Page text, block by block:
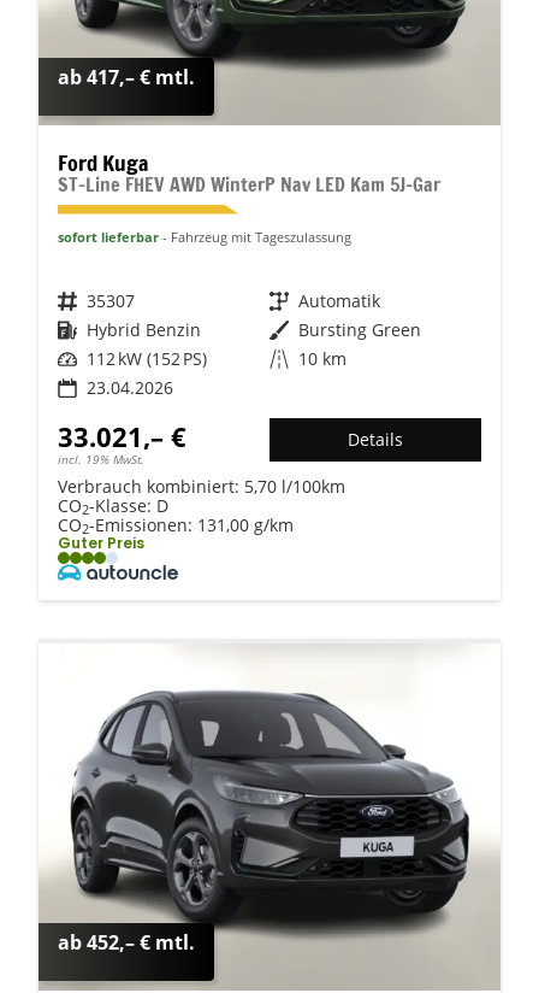
ab 417,– € mtl.
Ford Kuga
ST-Line FHEV AWD WinterP Nav LED Kam 5J-Gar
sofort lieferbar Fahrzeug mit Tageszulassung
Fahrzeugnr. 35307 Getriebe Automatik
Kraftstoff Hybrid Benzin Außenfarbe Bursting Green
Leistung 112 kW (152 PS) Kilometerstand 10 km
23.04.2026
33.021,– €
incl. 19% MwSt.
Details
Verbrauch kombiniert: 5,70 l/100km
CO2-Klasse: D
CO2-Emissionen: 131,00 g/km
Guter Preis
ab 452,– € mtl.